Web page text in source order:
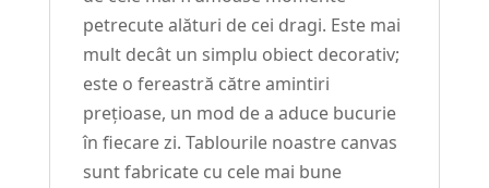
petrecute alături de cei dragi. Este mai
mult decât un simplu obiect decorativ;
este o fereastră către amintiri
prețioase, un mod de a aduce bucurie
în fiecare zi. Tablourile noastre canvas
sunt fabricate cu cele mai bune